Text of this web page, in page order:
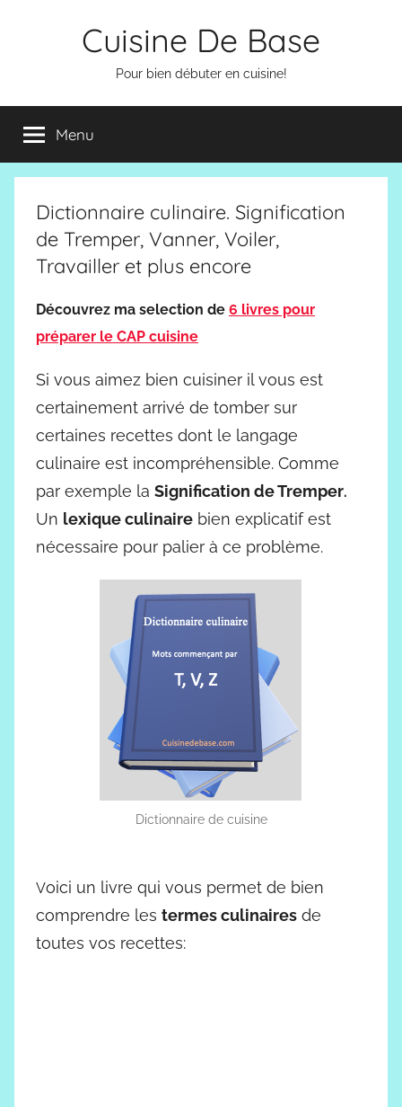
Cuisine De Base
Pour bien débuter en cuisine!
Menu
Dictionnaire culinaire. Signification
de Tremper, Vanner, Voiler,
Travailler et plus encore
Découvrez ma selection de 6 livres pour
préparer le CAP cuisine
Si vous aimez bien cuisiner il vous est
certainement arrivé de tomber sur
certaines recettes dont le langage
culinaire est incompréhensible. Comme
par exemple la Signification de Tremper.
Un lexique culinaire bien explicatif est
nécessaire pour palier à ce problème.
Dictionnaire de cuisine
Voici un livre qui vous permet de bien
comprendre les termes culinaires de
toutes vos recettes: